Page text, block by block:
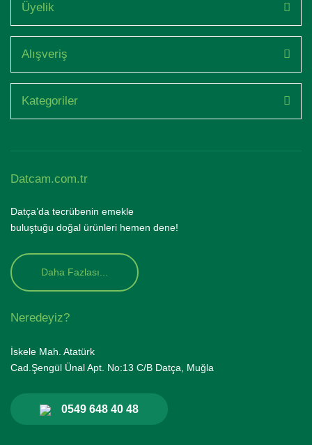
Üyelik
Alışveriş
Kategoriler
Datcam.com.tr
Datça’da tecrübenin emekle
buluştuğu doğal ürünleri hemen dene!
Daha Fazlası...
Neredeyiz?
İskele Mah. Atatürk
Cad.Şengül Ünal Apt. No:13 C/B Datça, Muğla
0549 648 40 48